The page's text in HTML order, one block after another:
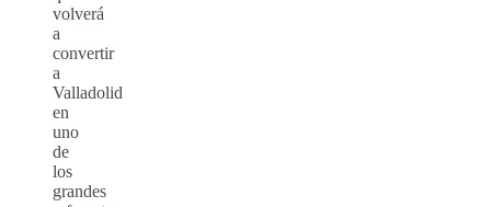
volverá
a
convertir
a
Valladolid
en
uno
de
los
grandes